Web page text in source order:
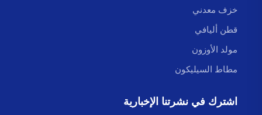
خزف معدني
قطن أليافي
مولد الأوزون
مطاط السيليكون
اشترك في نشرتنا الإخبارية